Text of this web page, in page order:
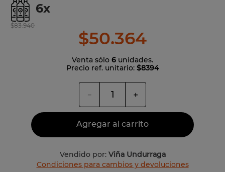
6x
$50.364
$83.940
Venta sólo 6 unidades.
Precio ref. unitario: $8394
＋
－
Agregar al carrito
Vendido por: Viña Undurraga
Condiciones para cambios y devoluciones